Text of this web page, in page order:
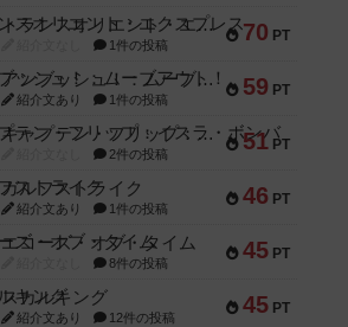
70 PT
トランスオリエント・エクスプレス
1件の投稿
59 PT
アンブッシュ！：ムーブアウト！
紹介文あり 1件の投稿
51 PT
キャプテン・フリップ：イスラ・ボンバ
2件の投稿
46 PT
ガルフストライク
紹介文あり 1件の投稿
45 PT
エコーズ・オブ・タイム
8件の投稿
45 PT
スカルキング
紹介文あり 12件の投稿